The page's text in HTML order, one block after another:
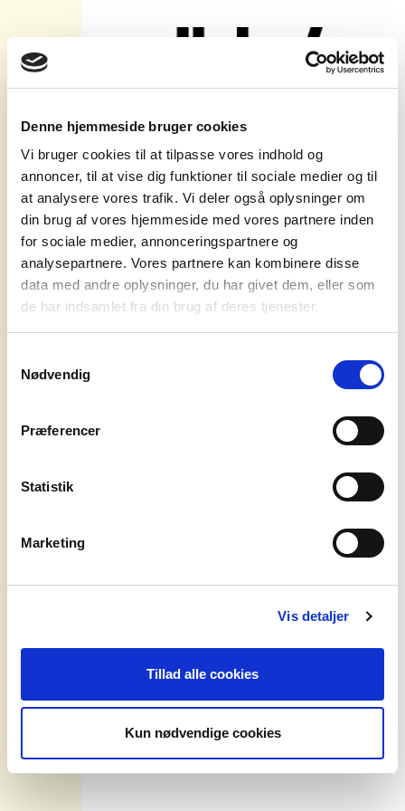
Denne hjemmeside bruger cookies
Vi bruger cookies til at tilpasse vores indhold og
annoncer, til at vise dig funktioner til sociale medier og til
at analysere vores trafik. Vi deler også oplysninger om
din brug af vores hjemmeside med vores partnere inden
for sociale medier, annonceringspartnere og
analysepartnere. Vores partnere kan kombinere disse
data med andre oplysninger, du har givet dem, eller som
de har indsamlet fra din brug af deres tjenester.
Nødvendig
Præferencer
Statistik
Marketing
Vis detaljer
Tillad alle cookies
Kun nødvendige cookies
koncerter
agentur
syd for
solen
nyhedsbrev !
Nyhedsbrev
Kan du ikke se tilmeldingsboksen?
Så skal du gøre følgende:
https://sbp.dk/nyhedsbrev/
Driller det også? Så send os en mail
på marketing@smashbangpow.dk
Smash!Bang!Pow!ApS
1210 København K